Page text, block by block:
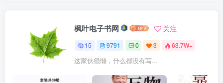
枫叶电子书网 关注
15 9791 0 3 63.7W+
这家伙很懒，什么都没有写...